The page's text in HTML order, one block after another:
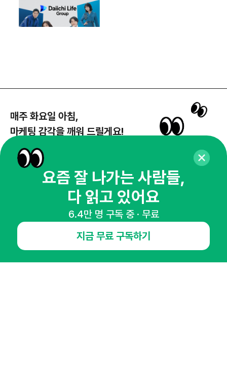
매주 화요일 아침,
마케팅 감각을 깨워 드릴게요!
뉴스레터 구독하기
오픈애즈란
요즘 잘 나가는 사람들,
다 읽고 있어요
6.4만 명 구독 중 · 무료
지금 무료 구독하기